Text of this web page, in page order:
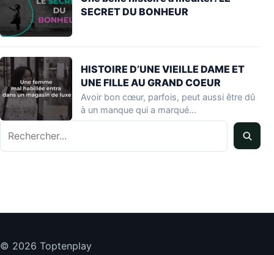
SECRET DU BONHEUR
HISTOIRE D’UNE VIEILLE DAME ET
UNE FILLE AU GRAND COEUR
Avoir bon cœur, parfois, peut aussi être dû
à un manque qui a marqué…
Rechercher
© 2026 Toptenplay